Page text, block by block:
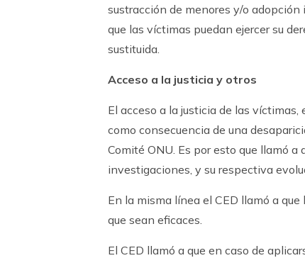
sustracción de menores y/o adopción
que las víctimas puedan ejercer su
sustituida.
Acceso a la justicia y otros
El acceso a la justicia de las
como consecuencia de una
Comité ONU. Es por esto que llamó
investigaciones, y su respectiva
En la misma línea el CED llamó a
que sean eficaces.
El CED llamó a que en caso de